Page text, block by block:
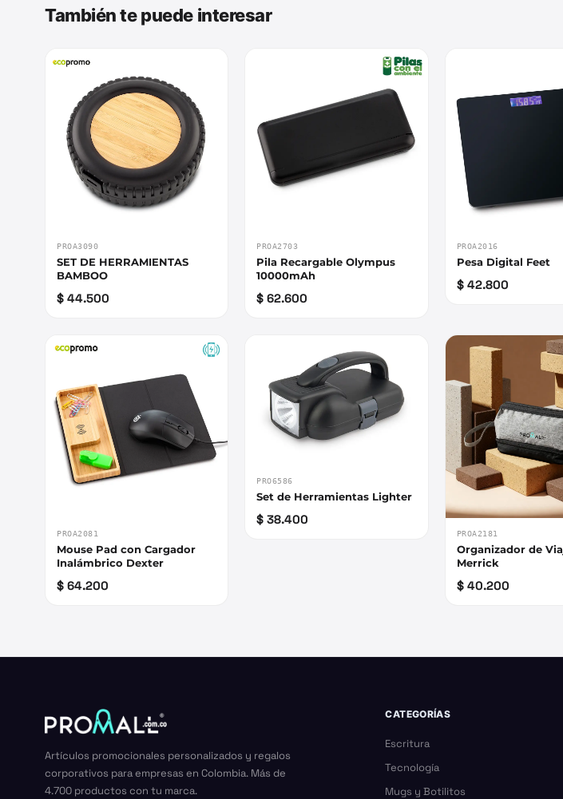
También te puede interesar
PROA3090
SET DE HERRAMIENTAS
BAMBOO
$ 44.500
PROA2703
Pila Recargable Olympus
10000mAh
$ 62.600
PROA2016
Pesa Digital Feet
$ 42.800
PROA2081
Mouse Pad con Cargador
Inalámbrico Dexter
$ 64.200
PRO6586
Set de Herramientas Lighter
$ 38.400
PROA2181
Organizador de
Merrick
$ 40.200
Artículos promocionales personalizados y regalos
corporativos para empresas en Colombia. Más de
4.700 productos con tu marca.
CATEGORÍAS
Escritura
Tecnología
Mugs y Botilitos